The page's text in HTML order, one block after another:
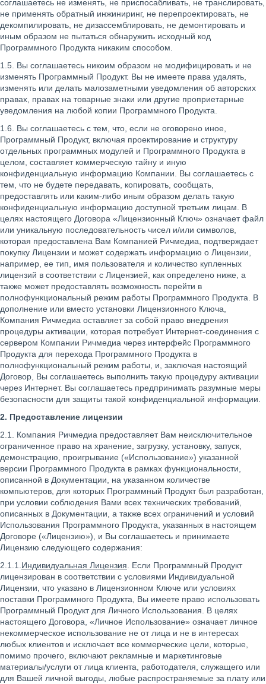
соглашаетесь не изменять, не приспосабливать, не транслировать,
не применять обратный инжиниринг, не перепроектировать, не
декомпилировать, не дизассемблировать, не демонтировать и
иным образом не пытаться обнаружить исходный код
Программного Продукта никаким способом.
1.5. Вы соглашаетесь никоим образом не модифицировать и не
изменять Программный Продукт. Вы не имеете права удалять,
изменять или делать малозаметными уведомления об авторских
правах, правах на товарные знаки или другие проприетарные
уведомления на любой копии Программного Продукта.
1.6. Вы соглашаетесь с тем, что, если не оговорено иное,
Программный Продукт, включая проектирование и структуру
отдельных программных модулей и Программного Продукта в
целом, составляет коммерческую тайну и иную
конфиденциальную информацию Компании. Вы соглашаетесь с
тем, что не будете передавать, копировать, сообщать,
предоставлять или каким-либо иным образом делать такую
конфиденциальную информацию доступной третьим лицам. В
целях настоящего Договора «Лицензионный Ключ» означает файл
или уникальную последовательность чисел и/или символов,
которая предоставлена Вам Компанией Ричмедиа, подтверждает
покупку Лицензии и может содержать информацию о Лицензии,
например, ее тип, имя пользователя и количество купленных
лицензий в соответствии с Лицензией, как определено ниже, а
также может предоставлять возможность перейти в
полнофункциональный режим работы Программного Продукта. В
дополнение или вместо установки Лицензионного Ключа,
Компания Ричмедиа оставляет за собой право внедрения
процедуры активации, которая потребует Интернет-соединения с
сервером Компании Ричмедиа через интерфейс Программного
Продукта для перехода Программного Продукта в
полнофункциональный режим работы, и, заключая настоящий
Договор, Вы соглашаетесь выполнить такую процедуру активации
через Интернет. Вы соглашаетесь предпринимать разумные меры
безопасности для защиты такой конфиденциальной информации.
2. Предоставление лицензии
2.1. Компания Ричмедиа предоставляет Вам неисключительное
ограниченное право на хранение, загрузку, установку, запуск,
демонстрацию, проигрывание («Использование») указанной
версии Программного Продукта в рамках функциональности,
описанной в Документации, на указанном количестве
компьютеров, для которых Программный Продукт был разработан,
при условии соблюдения Вами всех технических требований,
описанных в Документации, а также всех ограничений и условий
Использования Программного Продукта, указанных в настоящем
Договоре («Лицензию»), и Вы соглашаетесь и принимаете
Лицензию следующего содержания:
2.1.1. Индивидуальная Лицензия . Если Программный Продукт
лицензирован в соответствии с условиями Индивидуальной
Лицензии, что указано в Лицензионном Ключе или условиях
поставки Программного Продукта, Вы имеете право использовать
Программный Продукт для Личного Использования. В целях
настоящего Договора, «Личное Использование» означает личное
некоммерческое использование не от лица и не в интересах
любых клиентов и исключает все коммерческие цели, которые,
помимо прочего, включают рекламные и маркетинговые
материалы/услуги от лица клиента, работодателя, служащего или
для Вашей личной выгоды, любые распространяемые за плату или